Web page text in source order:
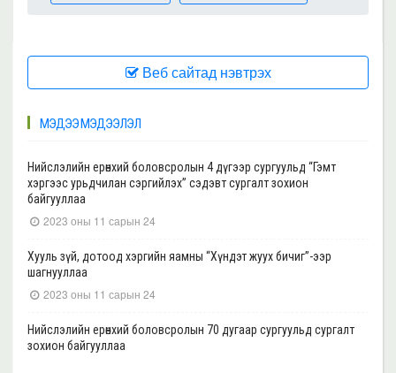
Веб сайтад нэвтрэх
МЭДЭЭ МЭДЭЭЛЭЛ
Нийслэлийн ерөнхий боловсролын 4 дүгээр сургуульд “Гэмт
хэргээс урьдчилан сэргийлэх” сэдэвт сургалт зохион
байгууллаа
2023 оны 11 сарын 24
Хууль зүй, дотоод хэргийн яамны “Хүндэт жуух бичиг”-ээр
шагнууллаа
2023 оны 11 сарын 24
Нийслэлийн ерөнхий боловсролын 70 дугаар сургуульд сургалт
зохион байгууллаа